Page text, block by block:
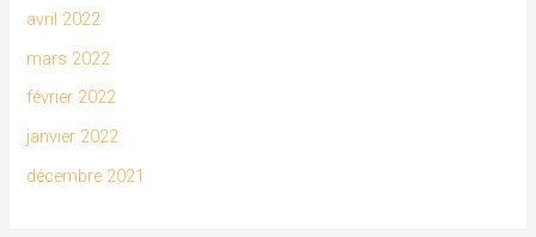
avril 2022
mars 2022
février 2022
janvier 2022
décembre 2021